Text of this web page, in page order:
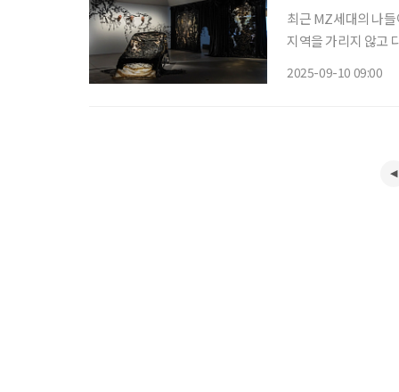
최근 MZ세대의 나
지역을 가리지 않고
2025-09-10 09:00